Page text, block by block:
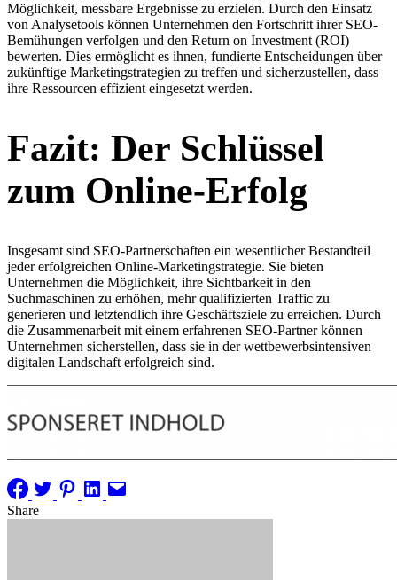
Möglichkeit, messbare Ergebnisse zu erzielen. Durch den Einsatz
von Analysetools können Unternehmen den Fortschritt ihrer SEO-
Bemühungen verfolgen und den Return on Investment (ROI)
bewerten. Dies ermöglicht es ihnen, fundierte Entscheidungen über
zukünftige Marketingstrategien zu treffen und sicherzustellen, dass
ihre Ressourcen effizient eingesetzt werden.
Fazit: Der Schlüssel
zum Online-Erfolg
Insgesamt sind SEO-Partnerschaften ein wesentlicher Bestandteil
jeder erfolgreichen Online-Marketingstrategie. Sie bieten
Unternehmen die Möglichkeit, ihre Sichtbarkeit in den
Suchmaschinen zu erhöhen, mehr qualifizierten Traffic zu
generieren und letztendlich ihre Geschäftsziele zu erreichen. Durch
die Zusammenarbeit mit einem erfahrenen SEO-Partner können
Unternehmen sicherstellen, dass sie in der wettbewerbsintensiven
digitalen Landschaft erfolgreich sind.
Share